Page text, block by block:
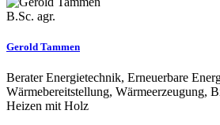
B.Sc. agr.
Gerold Tammen
Berater Energietechnik, Erneuerbare
Wärmebereitstellung, Wärmeerzeugung,
Heizen mit Holz